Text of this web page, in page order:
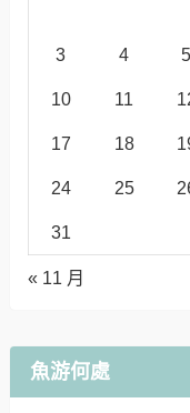
3 4 5
10 11
17 18
24 25
31
« 11 月
魚游何處